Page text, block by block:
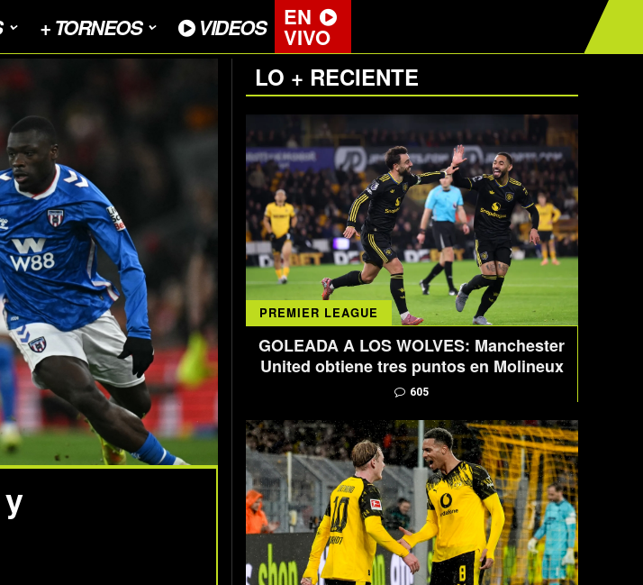
+ TORNEOS VIDEOS EN
VIVO
LO + RECIENTE
PREMIER LEAGUE
GOLEADA A LOS WOLVES: Manchester
United obtiene tres puntos en Molineux
605